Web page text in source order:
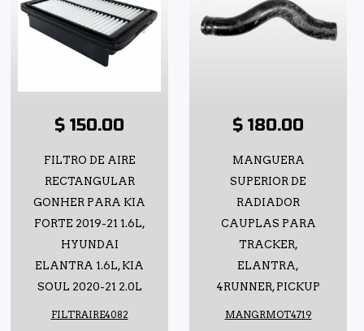
$ 150.00
FILTRO DE AIRE
RECTANGULAR
GONHER PARA KIA
FORTE 2019-21 1.6L,
HYUNDAI
ELANTRA 1.6L, KIA
SOUL 2020-21 2.0L
FILTRAIRE4082
$ 180.00
MANGUERA
SUPERIOR DE
RADIADOR
CAUPLAS PARA
TRACKER,
ELANTRA,
4RUNNER, PICKUP
MANGRMOT4719